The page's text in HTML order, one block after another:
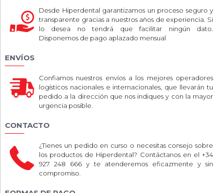
Desde Hiperdental garantizamos un proceso seguro y
transparente gracias a nuestros años de experiencia. Si
lo desea no tendrá que facilitar ningún dato.
Disponemos de pago aplazado mensual
ENVÍOS
Confiamos nuestros envíos a los mejores operadores
logísticos nacionales e internacionales, que llevarán tu
pedido a la dirección que nos indiques y con la mayor
urgencia posible.
CONTACTO
¿Tienes un pedido en curso o necesitas consejo sobre
los productos de Hiperdental? Contáctanos en el +34
927 248 666 y te atenderemos eficazmente y sin
compromiso.